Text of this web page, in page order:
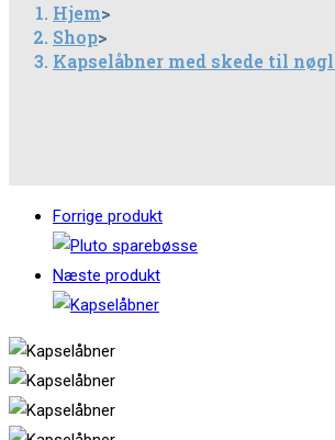
nøglering
antal
Hjem>
Shop>
Kapselåbner med skede til
Forrige produkt
Næste produkt